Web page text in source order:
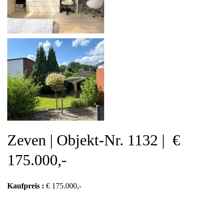
Zeven | Objekt-Nr. 1132 | €
175.000,-
Kaufpreis : € 175.000,-